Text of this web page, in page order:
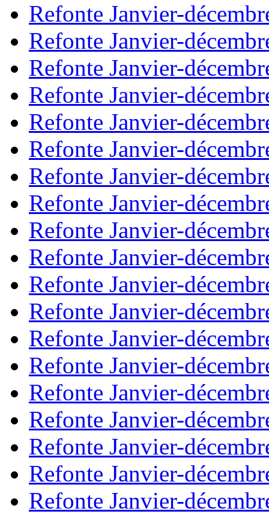
Refonte Janvier-
Refonte Janvier-
Refonte Janvier-
Refonte Janvier-
Refonte Janvier-
Refonte Janvier-
Refonte Janvier-
Refonte Janvier-
Refonte Janvier-
Refonte Janvier-
Refonte Janvier-
Refonte Janvier-
Refonte Janvier-
Refonte Janvier-
Refonte Janvier-
Refonte Janvier-
Refonte Janvier-
Refonte Janvier-
Refonte Janvier-